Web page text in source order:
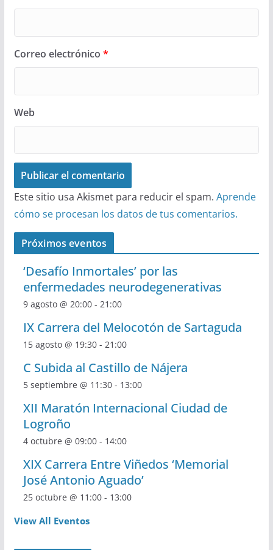
Correo electrónico *
Web
Este sitio usa Akismet para reducir el spam. Aprende
cómo se procesan los datos de tus comentarios.
Próximos eventos
‘Desafío Inmortales’ por las
enfermedades neurodegenerativas
9 agosto @ 20:00- 21:00
IX Carrera del Melocotón de Sartaguda
15 agosto @ 19:30- 21:00
C Subida al Castillo de Nájera
5 septiembre @ 11:30- 13:00
XII Maratón Internacional Ciudad de
Logroño
4 octubre @ 09:00- 14:00
XIX Carrera Entre Viñedos ‘Memorial
José Antonio Aguado’
25 octubre @ 11:00- 13:00
View All Eventos